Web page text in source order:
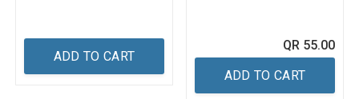
QR 55.00
ADD TO CART
ADD TO CART